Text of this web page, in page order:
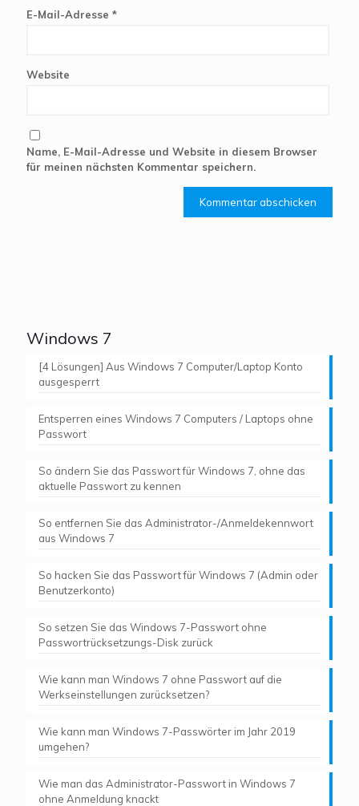
E-Mail-Adresse *
Website
Name, E-Mail-Adresse und Website in diesem Browser
für meinen nächsten Kommentar speichern.
Windows 7
[4 Lösungen] Aus Windows 7 Computer/Laptop Konto
ausgesperrt
Entsperren eines Windows 7 Computers / Laptops ohne
Passwort
So ändern Sie das Passwort für Windows 7, ohne das
aktuelle Passwort zu kennen
So entfernen Sie das Administrator-/Anmeldekennwort
aus Windows 7
So hacken Sie das Passwort für Windows 7 (Admin oder
Benutzerkonto)
So setzen Sie das Windows 7-Passwort ohne
Passwortrücksetzungs-Disk zurück
Wie kann man Windows 7 ohne Passwort auf die
Werkseinstellungen zurücksetzen?
Wie kann man Windows 7-Passwörter im Jahr 2019
umgehen?
Wie man das Administrator-Passwort in Windows 7
ohne Anmeldung knackt